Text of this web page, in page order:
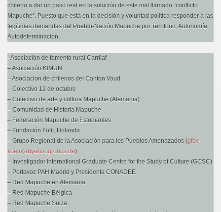
chileno a dar un paso real en la solución de este mal llamado “conflicto
Mapuche“. Puesto que está en la decisión y voluntad política responder a las
legítimas demandas del Pueblo-Nación Mapuche por Territorio, Autonomía,
Autodeterminación.
- Asociación de fomento rural Carrilaf
– Asociación KIMUN
– Asociacion de chilenos del Canton Vaud
– Colectivo 12 de octubre
– Colectivo de arte y cultura Mapuche (Alemania)
– Comunidad de Historia Mapuche
– Federación Mapuche de Estudiantes
– Fundación Folil, Holanda
– Grupo Regional de la Asociación para los Pueblos Amenazados (gfbv-
koeln(at)yahoogroups.de)
– Investigador International Graduate Centre for the Study of Culture (GCSC)
– Portavoz PAH Madrid y Presidenta CONADEE
– Red Mapuche en Alemania
– Red Mapuche Bélgica
– Red Mapuche Suiza